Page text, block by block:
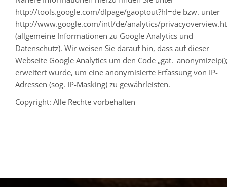
http://tools.google.com/dlpage/gaoptout?hl=de bzw. unter
http://www.google.com/intl/de/analytics/
(allgemeine Informationen zu Google Analytics und
Datenschutz). Wir weisen Sie darauf hin, dass auf dieser
Webseite Google Analytics um den Code
erweitert wurde, um eine anonymisierte Erfassung von IP-
Adressen (sog. IP-Masking) zu gewährleisten.
Copyright: Alle Rechte vorbehalten